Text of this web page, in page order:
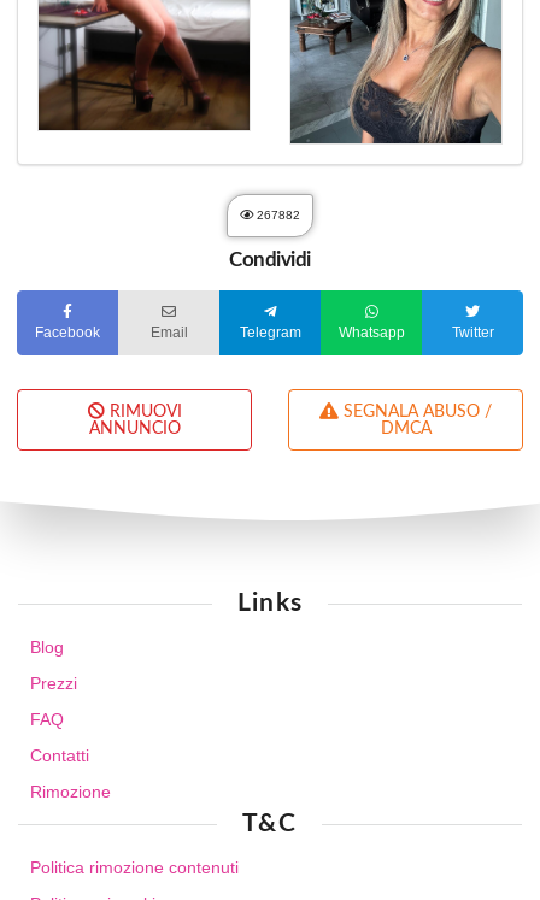
267882
Condividi
Facebook Email Telegram Whatsapp Twitter
RIMUOVI
ANNUNCIO
DMCA
Links
Blog
Prezzi
FAQ
Contatti
Rimozione
T&C
Politica rimozione contenuti